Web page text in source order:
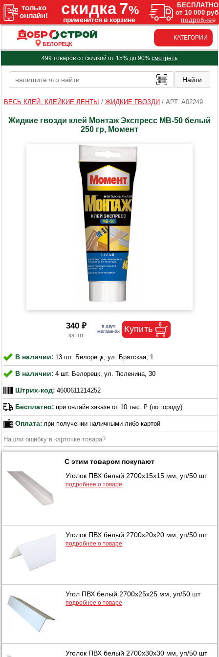
БЕЛОРЕЦК
КАТЕГОРИИ
499 товаров со скидкой от 15% до 90% смотреть
ВЕСЬ КЛЕЙ, КЛЕЙКИЕ ЛЕНТЫ / ЖИДКИЕ ГВОЗДИ / АРТ. A02249
Жидкие гвозди клей Монтаж Экспресс МВ-50 белый
250 гр, Момент
340 ₽
В наличии: 13 шт. Белорецк, ул. Братская, 1
В наличии: 4 шт. Белорецк, ул. Тюленина, 30
Штрих-код: 4600611214252
Бесплатно: при онлайн заказе от 10 тыс. ₽ (по городу)
Оплата: при получении наличными либо картой
Нашли ошибку в карточке товара?
С этим товаром покупают
Уголок ПВХ белый 2700x15x15 мм, уп/50 шт
подробнее о товаре
Уголок ПВХ белый 2700x20x20 мм, уп/50 шт
подробнее о товаре
Угол ПВХ белый 2700x25x25 мм, уп/50 шт
подробнее о товаре
Уголок ПВХ белый 2700x30x30 мм, уп/50 шт